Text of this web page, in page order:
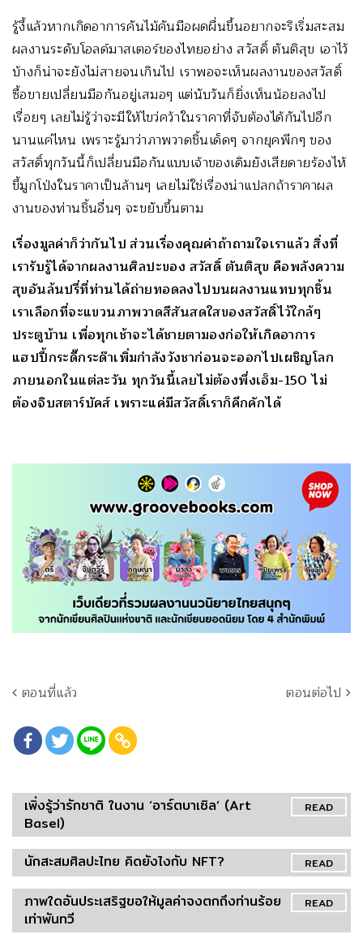
รู้งี้แล้วหากเกิดอาการคันไม้คันมือผดผื่นขึ้นอยากจะริเริ่มสะสม
ผลงานระดับโอลด์มาสเตอร์ของไทยอย่าง สวัสดิ์ ตันติสุข เอาไว้
บ้างก็น่าจะยังไม่สายจนเกินไป เราพอจะเห็นผลงานของสวัสดิ์
ซื้อขายเปลี่ยนมือกันอยู่เสมอๆ แต่นับวันก็ยิ่งเห็นน้อยลงไป
เรื่อยๆ เลยไม่รู้ว่าจะมีให้ไขว่คว้าในราคาที่จับต้องได้กันไปอีก
นานแค่ไหน เพราะรู้มาว่าภาพวาดชิ้นเด็ดๆ จากยุคพีกๆ ของ
สวัสดิ์ทุกวันนี้ก็เปลี่ยนมือกันแบบเจ้าของเดิมยังเสียดายร้องไห้
ขี้มูกโป่งในราคาเป็นล้านๆ เลยไม่ใช่เรื่องน่าแปลกถ้าราคาผล
งานของท่านชิ้นอื่นๆ จะขยับขึ้นตาม
เรื่องมูลค่าก็ว่ากันไป ส่วนเรื่องคุณค่าถ้าถามใจเราแล้ว สิ่งที่
เรารับรู้ได้จากผลงานศิลปะของ สวัสดิ์ ตันติสุข คือพลังความ
สุขอันล้นปรี่ที่ท่านได้ถ่ายทอดลงไปบนผลงานแทบทุกชิ้น
เราเลือกที่จะแขวนภาพวาดสีสันสดใสของสวัสดิ์ไว้ใกล้ๆ
ประตูบ้าน เพื่อทุกเช้าจะได้ชายตามองก่อให้เกิดอาการ
แฮปปี้กระดี๊กระด๊าเพิ่มกำลังวังชาก่อนจะออกไปเผชิญโลก
ภายนอกในแต่ละวัน ทุกวันนี้เลยไม่ต้องพึ่งเอ็ม-150 ไม่
ต้องจิบสตาร์บัคส์ เพราะแค่มีสวัสดิ์เราก็คึกคักได้
ตอนที่แล้ว ตอนต่อไป
READ
เพิ่งรู้ว่ารักชาติ ในงาน ‘อาร์ตบาเซิล’ (Art
Basel)
READ
นักสะสมศิลปะไทย คิดยังไงกับ NFT?
READ
ภาพใดอันประเสริฐขอให้มูลค่าจงตกถึงท่านร้อย
เท่าพันทวี